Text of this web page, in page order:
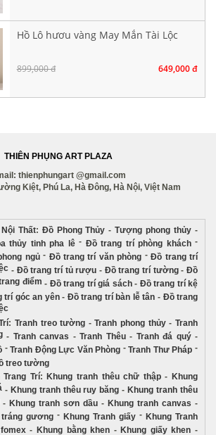
Hồ Lô hươu vàng May Mắn Tài Lộc
899,000 đ 649,000 đ
THIÊN PHỤNG ART PLAZA
thienphungart @gmail.com
Kiệt, Phú La, Hà Đông, Hà Nội, Việt Nam
Thất: Đồ Phong Thủy -Tượng phong thủy -
thủy tinh pha lê- Đồ trang trí phòng khách-
ngủ- Đồ trang trí văn phòng -Đồ trang trí
- Đồ trang trí tủ rượu - Đồ trang trí tường-Đồ
điểm - Đồ trang trí giá sách- Đồ trang trí kệ
trí góc an yên- Đồ trang trí bàn lễ tân - Đồ trang
: Tranh treo tường -Tranh phong thủy-Tranh
- Tranh canvas - Tranh Thêu- Tranh đá quý-
-Tranh Động Lực Văn Phòng -Tranh Thư Pháp -
treo tường
Trang Trí:Khung tranh thêu chữ thập-Khung
- Khung tranh thêu ruy băng -Khung tranh thêu
- Khung tranh sơn dầu - Khung tranh canvas -
gương - Khung Tranh giấy - Khung Tranh
- Khung bằng khen -Khung giấy khen -